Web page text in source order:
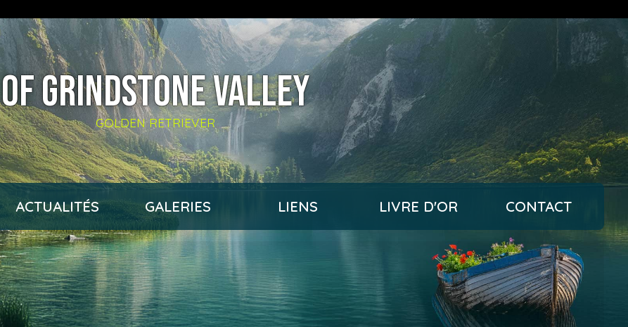
OF GRINDSTONE VALLEY
GOLDEN RETRIEVER
ACTUALITÉS GALERIES LIENS LIVRE D'OR CONTACT